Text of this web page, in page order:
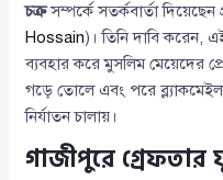
চক্রসম্পর্কে সতর্কবার্তা দিয়েছেন
Hossain)। তিনি দাবি করেন,
ব্যবহার করে মুসলিম মেয়েদের
গড়ে তোলে এবং পরে ব্ল্যাকমেইল
নির্যাতন চালায়।
গাজীপুরে